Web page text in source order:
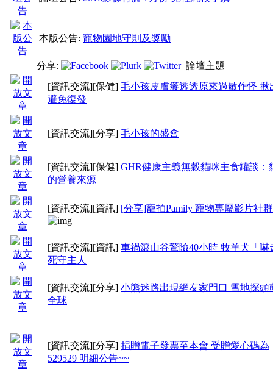
本版公告: 寵物園地守則及獎勵
分享:
論壇主題
[資訊交流][保健] 毛小孩皮膚癢透透原來過敏作怪 揪
避免復發
[資訊交流][分享] 毛小孩的盛會
[資訊交流][保健] GHR健康主義無穀貓咪主食罐談：
的營養來源
[資訊交流][資訊] [分享]寵拍Pamily 寵物專屬影片社
[資訊交流][資訊] 車禍滾山谷驚險40小時 牧羊犬「嚇
死守主人
[資訊交流][分享] 小熊迷路出現網友家門口 雪地探頭
全球
[資訊交流][分享] 捐贈電子發票至本會 受贈愛心碼為
529529 明細公告~~